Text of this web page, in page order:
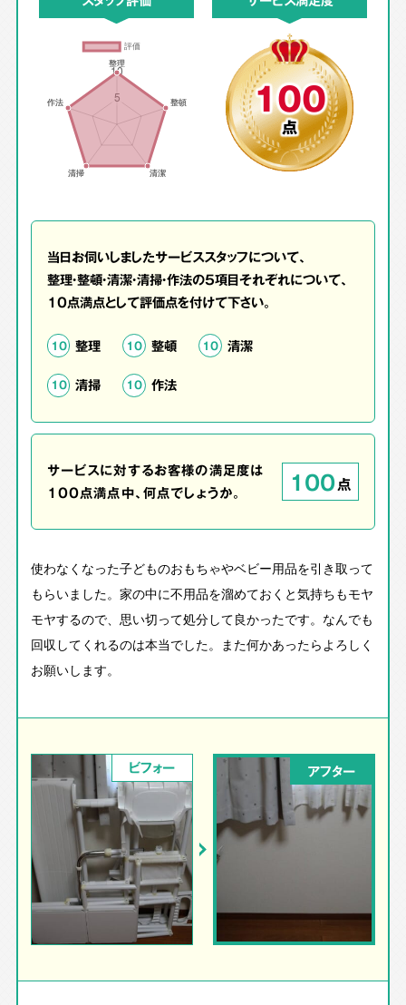
100
点
当日お伺いしましたサービススタッフについて、
整理・整頓・清潔・清掃・作法の5項目それぞれについて、
10点満点として評価点を付けて下さい。
10 整理 10 整頓 10 清潔
10 清掃 10 作法
サービスに対するお客様の満足度は
100点満点中、何点でしょうか。
100点
使わなくなった子どものおもちゃやベビー用品を引き取って
もらいました。家の中に不用品を溜めておくと気持ちもモヤ
モヤするので、思い切って処分して良かったです。なんでも
回収してくれるのは本当でした。また何かあったらよろしく
お願いします。
ビフォー アフター